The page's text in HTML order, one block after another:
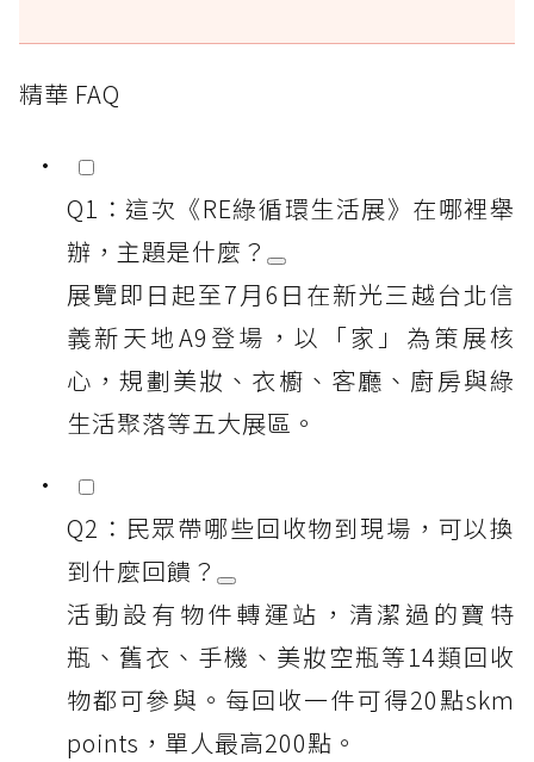
精華 FAQ
Q1：這次《RE綠循環生活展》在哪裡舉
辦，主題是什麼？
展覽即日起至7月6日在新光三越台北信
義新天地A9登場，以「家」為策展核
心，規劃美妝、衣櫥、客廳、廚房與綠
生活聚落等五大展區。
Q2：民眾帶哪些回收物到現場，可以換
到什麼回饋？
活動設有物件轉運站，清潔過的寶特
瓶、舊衣、手機、美妝空瓶等14類回收
物都可參與。每回收一件可得20點skm
points，單人最高200點。